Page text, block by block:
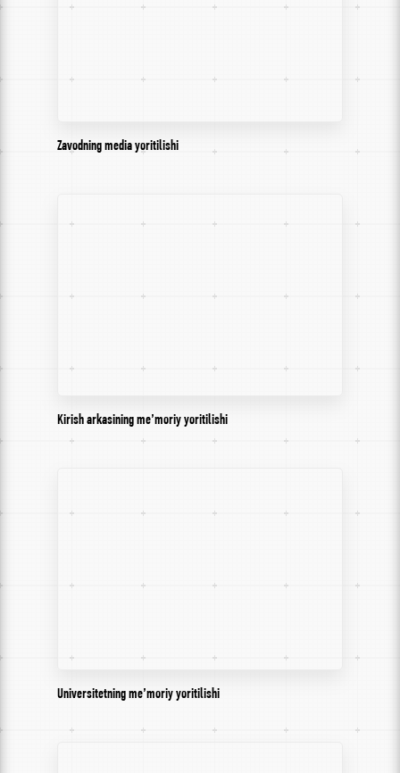
Zavodning media yoritilishi
Kirish arkasining me’moriy yoritilishi
Universitetning me’moriy yoritilishi